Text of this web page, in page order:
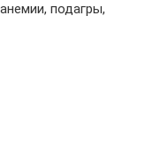
подагры,